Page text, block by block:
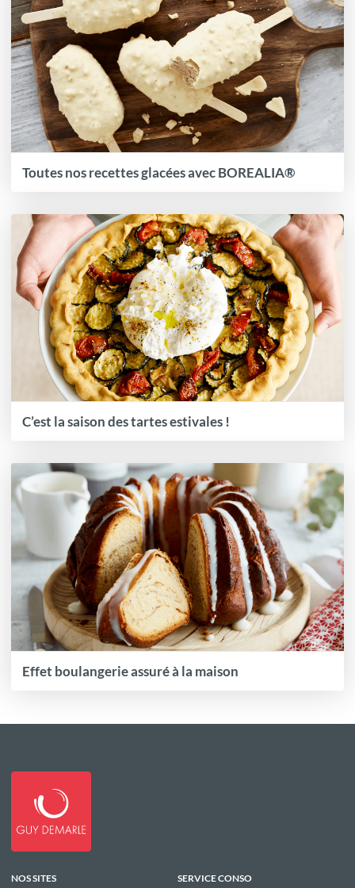
Toutes nos recettes glacées avec BOREALIA®
C’est la saison des tartes estivales !
Effet boulangerie assuré à la maison
NOS SITES SERVICE CONSO